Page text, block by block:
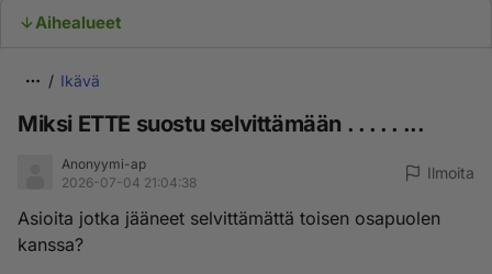
Aihealueet
Ikävä
Miksi ETTE suostu selvittämään . . . . . ...
Anonyymi-ap
2026-07-04 21:04:38
Ilmoita
Asioita jotka jääneet selvittämättä toisen osapuolen
kanssa?